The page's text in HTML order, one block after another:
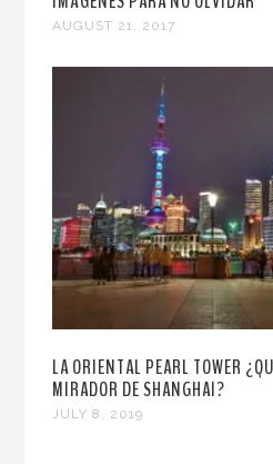
AUGUST 21, 2017
LA ORIENTAL PEARL TOWER
MIRADOR DE SHANGHAI?
JULY 8, 2019